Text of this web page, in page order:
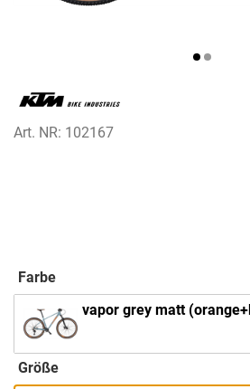
Art. NR: 102167
Farbe
vapor grey matt
Größe